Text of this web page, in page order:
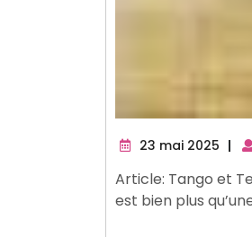
23 mai 2025 23
|
Article: Tango et
est bien plus